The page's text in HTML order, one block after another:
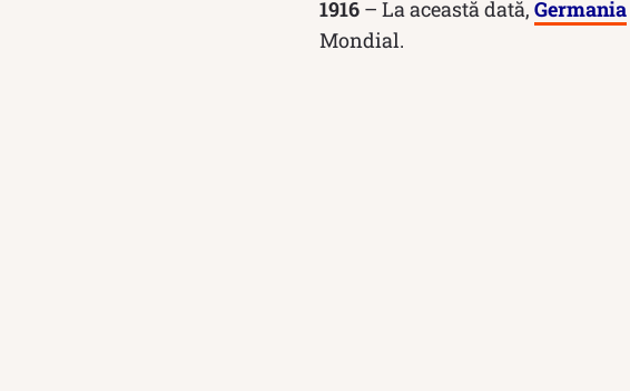
1916 – La această dată, Germania
Mondial.